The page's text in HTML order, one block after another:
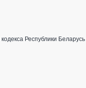
Республики